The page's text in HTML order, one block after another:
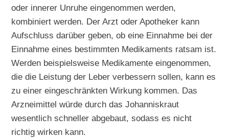
oder innerer Unruhe eingenommen werden,
kombiniert werden. Der Arzt oder Apotheker kann
Aufschluss darüber geben, ob eine Einnahme bei der
Einnahme eines bestimmten Medikaments ratsam ist.
Werden beispielsweise Medikamente eingenommen,
die die Leistung der Leber verbessern sollen, kann es
zu einer eingeschränkten Wirkung kommen. Das
Arzneimittel würde durch das Johanniskraut
wesentlich schneller abgebaut, sodass es nicht
richtig wirken kann.